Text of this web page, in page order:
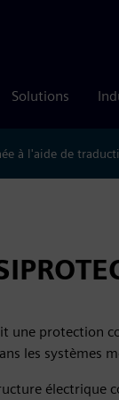
Solutions
à l'aide de
une
les systèmes
électrique